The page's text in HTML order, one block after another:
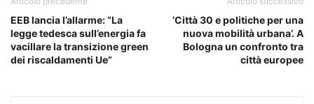
EEB lancia l’allarme: “La
legge tedesca sull’energia fa
vacillare la transizione green
dei riscaldamenti Ue”
‘Città 30 e politiche per una
nuova mobilità urbana’. A
Bologna un confronto tra
città europee